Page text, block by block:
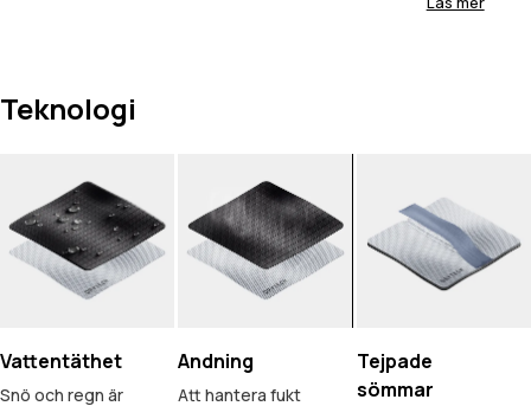
Teknologi
Vattentäthet
Snö och regn är
Andning
Att hantera fukt
Tejpade
sömmar